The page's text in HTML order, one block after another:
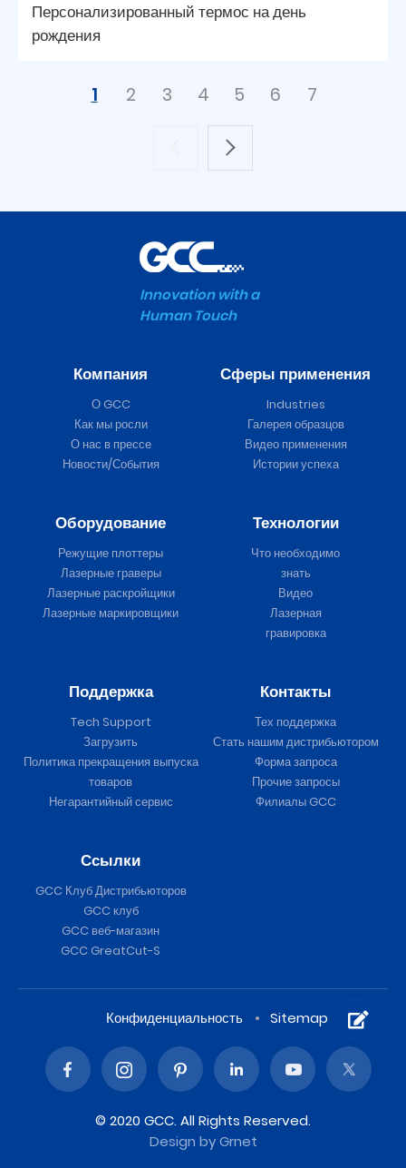
Персонализированный термос на день
рождения
1 2 3 4 5 6 7
Innovation with a
Human Touch
Компания
О GCC
Как мы росли
О нас в прессе
Новости/События
Сферы применения
Industries
Галерея образцов
Видео применения
Истории успеха
Оборудование
Режущие плоттеры
Лазерные граверы
Лазерные раскройщики
Лазерные маркировщики
Технологии
Что необходимо
знать
Видео
Лазерная
гравировка
Поддержка
Tech Support
Загрузить
Политика прекращения выпуска
товаров
Негарантийный сервис
Контакты
Тех поддержка
Стать нашим дистрибьютором
Форма запроса
Прочие запросы
Филиалы GCC
Ссылки
GCC Клуб Дистрибьюторов
GCC клуб
GCC веб-магазин
GCC GreatCut-S
Конфиденциальность Sitemap
© 2020 GCC. All Rights Reserved.
Design by Grnet